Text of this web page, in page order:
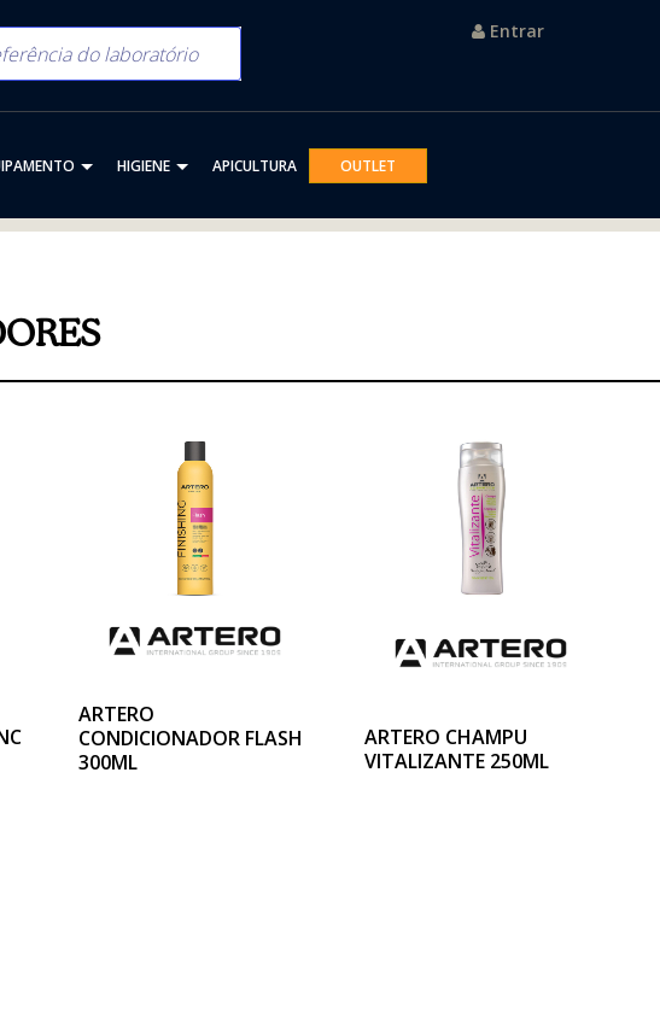
Entrar
HIGIENE APICULTURA OUTLET
ARTERO
CONDICIONADOR FLASH
300ML
ARTERO CHAMPU
VITALIZANTE 250ML